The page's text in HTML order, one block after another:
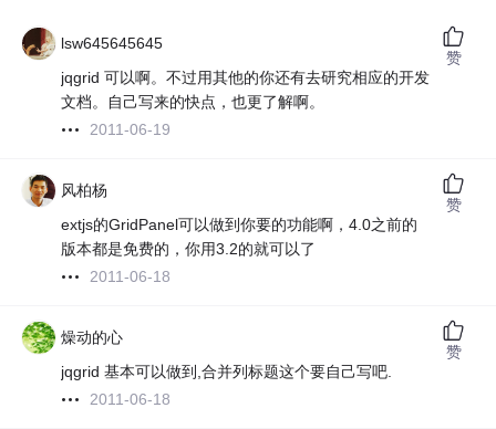
lsw645645645
jqgrid 可以啊。不过用其他的你还有去研究相应的开发
文档。自己写来的快点，也更了解啊。
2011-06-19
赞
风柏杨
extjs的GridPanel可以做到你要的功能啊，4.0之前的
版本都是免费的，你用3.2的就可以了
2011-06-18
赞
燥动的心
jqgrid 基本可以做到,合并列标题这个要自己写吧.
2011-06-18
赞